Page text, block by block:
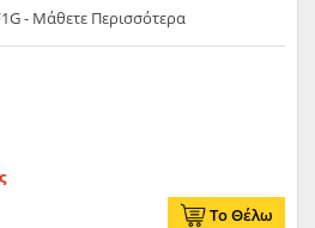
- Μάθετε Περισσότερα
Το Θέλω